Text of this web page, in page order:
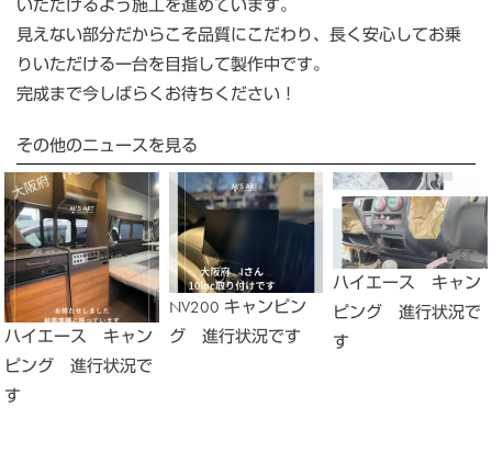
いただけるよう施工を進めています。
見えない部分だからこそ品質にこだわり、長く安心してお乗
りいただける一台を目指して製作中です。
完成まで今しばらくお待ちください！
その他のニュースを見る
ハイエース キャン
ピング 進行状況で
す
NV200 キャンピン
グ 進行状況です
ハイエース キャン
ピング 進行状況で
す